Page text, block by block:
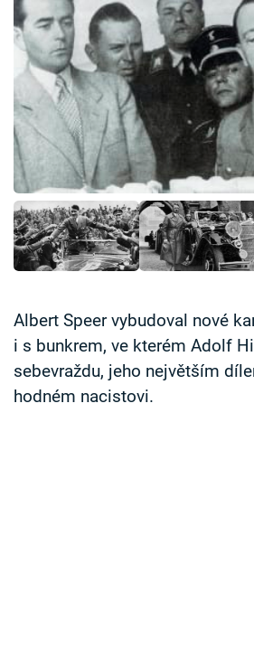
Pořady
TV Program
Časopis
Sledujte prima+
Přihlášení
Albert Speer vybudoval nové
i s bunkrem, ve kterém Adolf
sebevraždu, jeho největším
hodném nacistovi.